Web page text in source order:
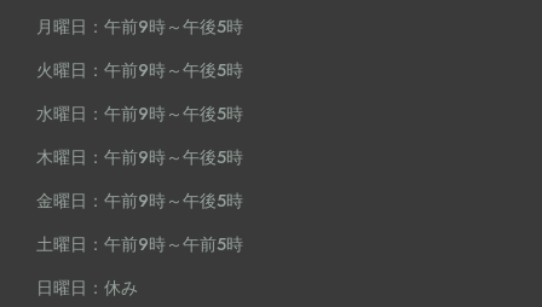
月曜日：午前9時～午後5時
火曜日：午前9時～午後5時
水曜日：午前9時～午後5時
木曜日：午前9時～午後5時
金曜日：午前9時～午後5時
土曜日：午前9時～午前5時
日曜日：休み